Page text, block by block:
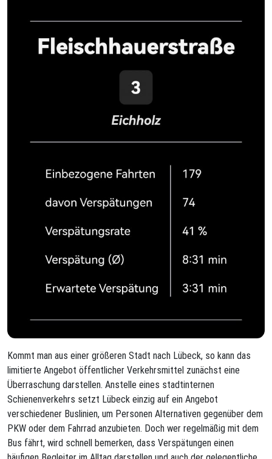
Kommt man aus einer größeren Stadt nach Lübeck, so kann das
limitierte Angebot öffentlicher Verkehrsmittel zunächst eine
Überraschung darstellen. Anstelle eines stadtinternen
Schienenverkehrs setzt Lübeck einzig auf ein Angebot
verschiedener Buslinien, um Personen Alternativen gegenüber dem
PKW oder dem Fahrrad anzubieten. Doch wer regelmäßig mit dem
Bus fährt, wird schnell bemerken, dass Verspätungen einen